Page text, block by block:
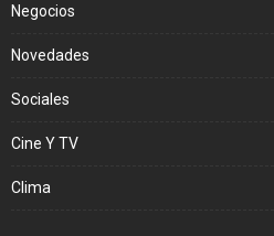
Negocios
Novedades
Sociales
Cine Y TV
Clima